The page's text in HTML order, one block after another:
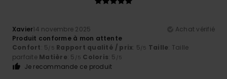
Xavier14 novembre 2025
Achat vérifié
Produit conforme à mon attente
Confort: 5/5 Rapport qualité / prix: 5/5 Taille: Taille
parfaite Matière: 5 /5 Coloris: 5 /5
Je recommande ce produit